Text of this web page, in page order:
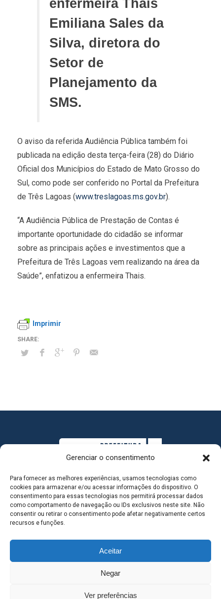
Gerenciar o consentimento
Para fornecer as melhores experiências, usamos tecnologias como
cookies para armazenar e/ou acessar informações do dispositivo. O
consentimento para essas tecnologias nos permitirá processar dados
como comportamento de navegação ou IDs exclusivos neste site. Não
consentir ou retirar o consentimento pode afetar negativamente certos
recursos e funções.
Aceitar
Negar
Ver preferências
enfermeira Thais
Emiliana Sales da
Silva, diretora do
Setor de
Planejamento da
SMS.
O aviso da referida Audiência Pública também foi
publicada na edição desta terça-feira (28) do Diário
Oficial dos Municípios do Estado de Mato Grosso do
Sul, como pode ser conferido no Portal da Prefeitura
de Três Lagoas (www.treslagoas.ms.gov.br).
“A Audiência Pública de Prestação de Contas é
importante oportunidade do cidadão se informar
sobre as principais ações e investimentos que a
Prefeitura de Três Lagoas vem realizando na área da
Saúde”, enfatizou a enfermeira Thais.
Imprimir
MAPA DO SITE
SEDE DO ADMINISTRATIVO MUNICIPAL - Avenida